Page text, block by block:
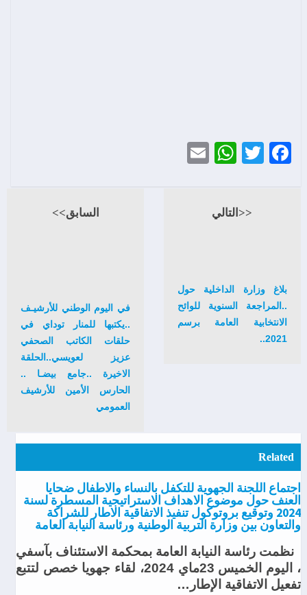
Facebook
Twitter
WhatsApp
السابق>>
في اليوم الوطني للأرشيـف
..يكتبها للمنار توداي في
حلقات الكاتب الصحفي
عزيز لعويسي..الحلقة
الاخيرة ..جامع بيضـا ..
الحارس الأمين للأرشيف
العمومي
<<التالي
بلاغ وزارة الداخلية حول
..المراجعة السنوية للوائح
الانتخابية العامة برسم
2021..
Related
اجتماع اللجنة الجهوية للتكفل بالنساء والاطفال ضحايا
العنف حول موضوع الاهداف الاستراتيجية المسطرة لسنة
2024 وتوقيع بروتوكول تنفيذ الاتفاقية الاطار للشراكة
والتعاون بين وزارة التربية الوطنية ورئاسة النيابة العامة
نظمت رئاسة النيابة العامة بمحكمة الاستئناف بآسفي
، اليوم الخميس 23ماي 2024، لقاء جهويا خصص لتتبع
تفعيل الاتفاقية الإطار…